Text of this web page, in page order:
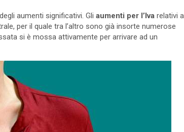
aumenti significativi. Gli aumenti per l’Iva relativi a
per il quale tra l’altro sono già insorte numerose
si è mossa attivamente per arrivare ad un